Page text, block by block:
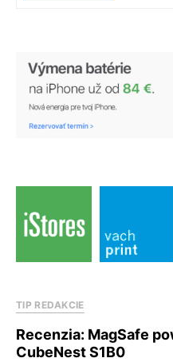
TIP REDAKCIE
Recenzia: MagSafe
CubeNest S1B0